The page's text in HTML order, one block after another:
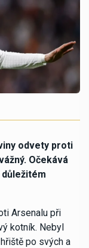
odvety proti
Očekává
Arsenalu při
kotník. Nebyl
po svých a